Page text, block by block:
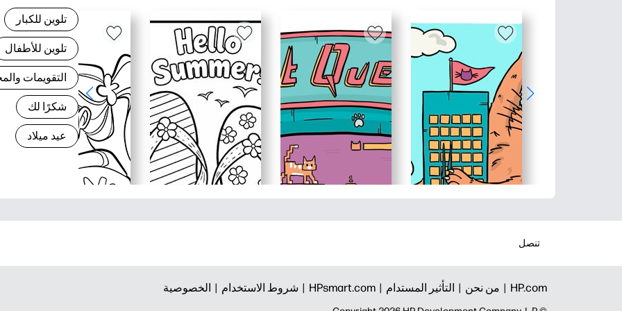
تلوين للكبار
تلوين للأطفال
التقويمات
شكرًا لك
عيد ميلاد
تنصل
HP.com | من نحن | التأثير المستدام | HPsmart.com | شروط الاستخدام | الخصوصية